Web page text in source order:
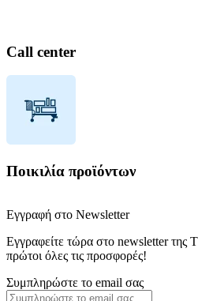
Call center
Ποικιλία προϊόντων
Εγγραφή στο Newsletter
Εγγραφείτε τώρα στο newsletter της
πρώτοι όλες τις προσφορές!
Συμπληρώστε το email σας